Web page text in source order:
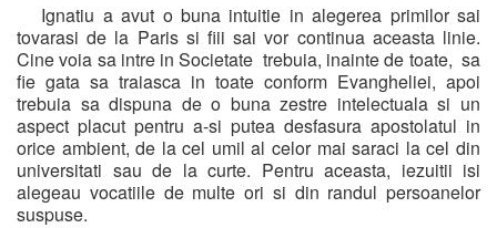
Ignatiu a avut o buna intuitie in alegerea primilor sai
tovarasi de la Paris si fiii sai vor continua aceasta linie.
Cine voia sa intre in Societate trebuia, inainte de toate, sa
fie gata sa traiasca in toate conform Evangheliei, apoi
trebuia sa dispuna de o buna zestre intelectuala si un
aspect placut pentru a-si putea desfasura apostolatul in
orice ambient, de la cel umil al celor mai saraci la cel din
universitati sau de la curte. Pentru aceasta, iezuitii isi
alegeau vocatiile de multe ori si din randul persoanelor
suspuse.